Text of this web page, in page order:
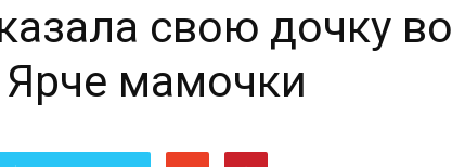
свою дочку во
Ярче мамочки